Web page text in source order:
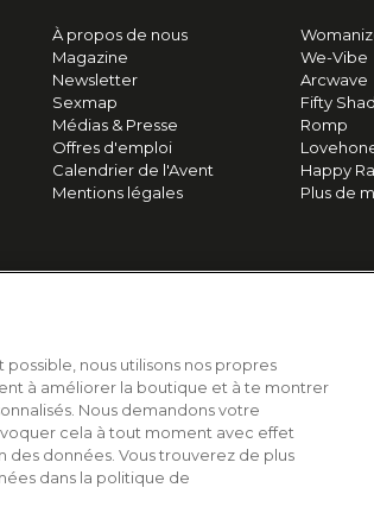
À propos de nous
Magazine
Newsletter
Sexmap
Médias & Presse
Offres d'emploi
Calendrier de l'Avent
Mentions légales
We-Vibe
Arcwave
Fifty
Romp
Happy
Plus de
nous utilisons nos propres
à améliorer la boutique et à te montrer
Nous demandons votre
cela à tout moment avec effet
données. Vous trouverez de plus
dans la politique de